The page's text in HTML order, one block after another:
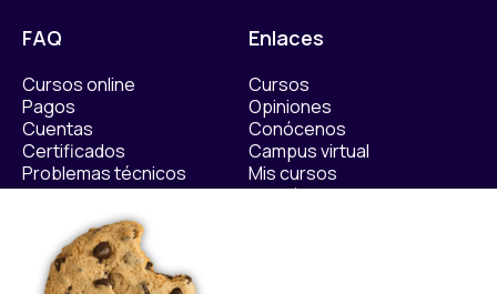
FAQ
Cursos online
Pagos
Cuentas
Certificados
Problemas técnicos
Enlaces
Cursos
Opiniones
Conócenos
Campus virtual
Mis cursos
Contáctanos​
Políticas